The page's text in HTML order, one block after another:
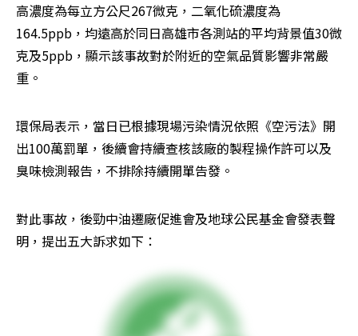
高濃度為每立方公尺267微克，二氧化硫濃度為
164.5ppb，均遠高於同日高雄市各測站的平均背景值30微
克及5ppb，顯示該事故對於附近的空氣品質影響非常嚴
重。
環保局表示，當日已根據現場污染情況依照《空污法》開
出100萬罰單，後續會持續查核該廠的製程操作許可以及
臭味檢測報告，不排除持續開單告發。
對此事故，後勁中油遷廠促進會及地球公民基金會發表聲
明，提出五大訴求如下：